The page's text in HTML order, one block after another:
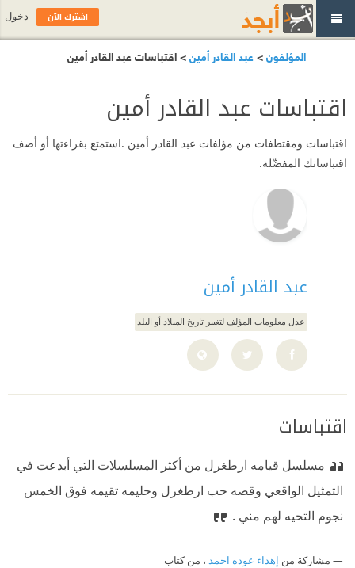
المؤلفون>عبد القادر أمين> اقتباسات عبد القادر أمين
اقتباسات عبد القادر أمين
اقتباسات ومقتطفات من مؤلفات عبد القادر أمين .استمتع بقراءتها أو أضف
اقتباساتك المفضّلة.
عبد القادر أمين
عدل معلومات المؤلف لتغيير تاريخ الميلاد أو البلد
اقتباسات
مسلسل قيامه ارطغرل من أكثر المسلسلات التي أبدعت في
التمثيل الواقعي وقصه حب ارطغرل وحليمه تقيمه فوق الخمس
نجوم التحيه لهم مني .
مشاركة من إهداء عوده احمد ، من كتاب
اشترك الآن دخول